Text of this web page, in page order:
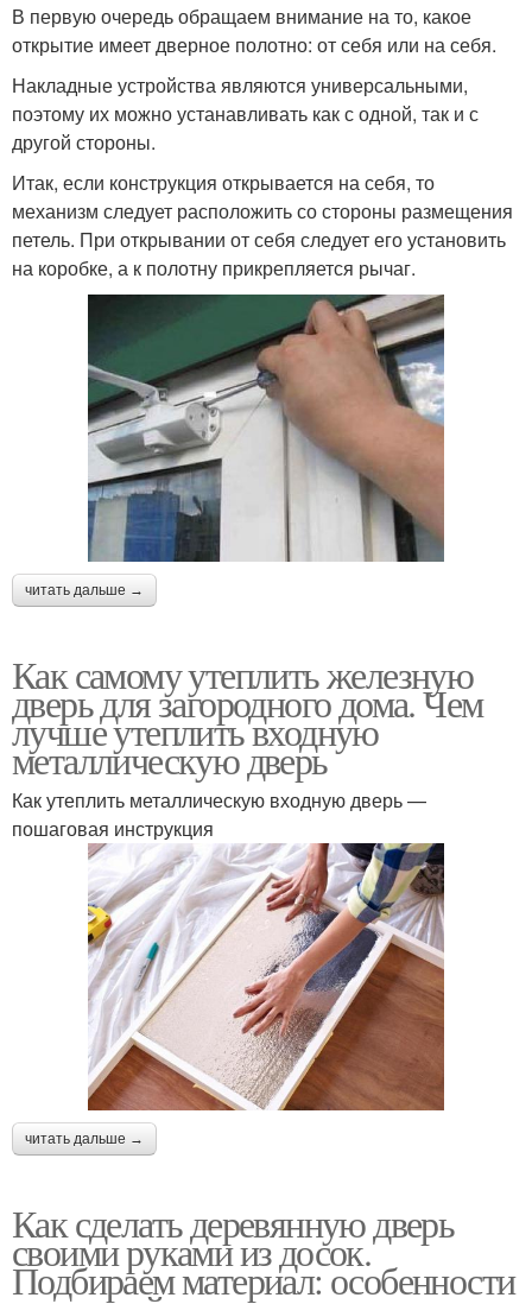
В первую очередь обращаем внимание на то, какое
открытие имеет дверное полотно: от себя или на себя.
Накладные устройства являются универсальными,
поэтому их можно устанавливать как с одной, так и с
другой стороны.
Итак, если конструкция открывается на себя, то
механизм следует расположить со стороны размещения
петель. При открывании от себя следует его установить
на коробке, а к полотну прикрепляется рычаг.
читать дальше →
Как самому утеплить железную
дверь для загородного дома. Чем
лучше утеплить входную
металлическую дверь
Как утеплить металлическую входную дверь —
пошаговая инструкция
читать дальше →
Как сделать деревянную дверь
своими руками из досок.
Подбираем материал: особенности